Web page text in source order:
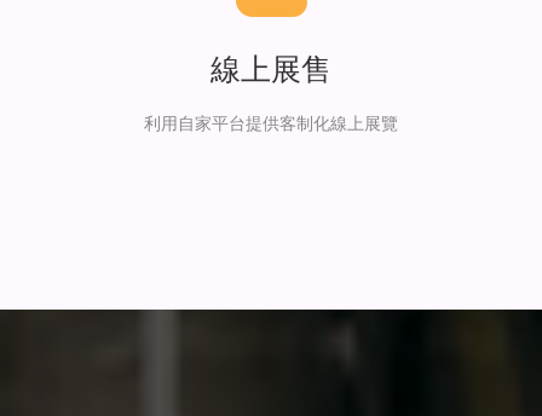
線上展售
利用自家平台提供客制化線上展覽